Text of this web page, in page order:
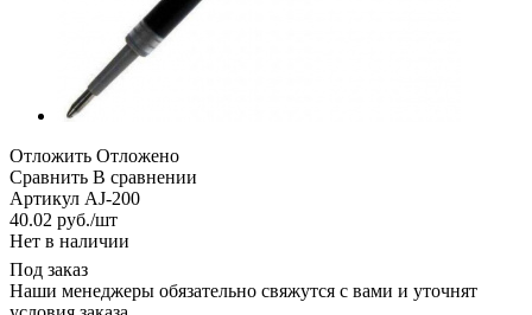
Отложить Отложено
Сравнить В сравнении
Артикул AJ-200
40.02 руб./шт
Нет в наличии
Под заказ
Наши менеджеры обязательно свяжутся с вами и уточнят